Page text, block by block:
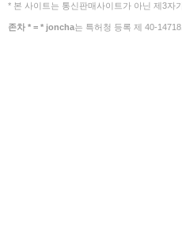
* 본 사이트는 통신판매사이트가 아닌 제3자
존차 * = * joncha는 특허청 등록 제 40-